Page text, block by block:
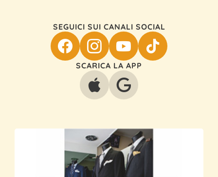
SEGUICI SUI CANALI SOCIAL
SCARICA LA APP